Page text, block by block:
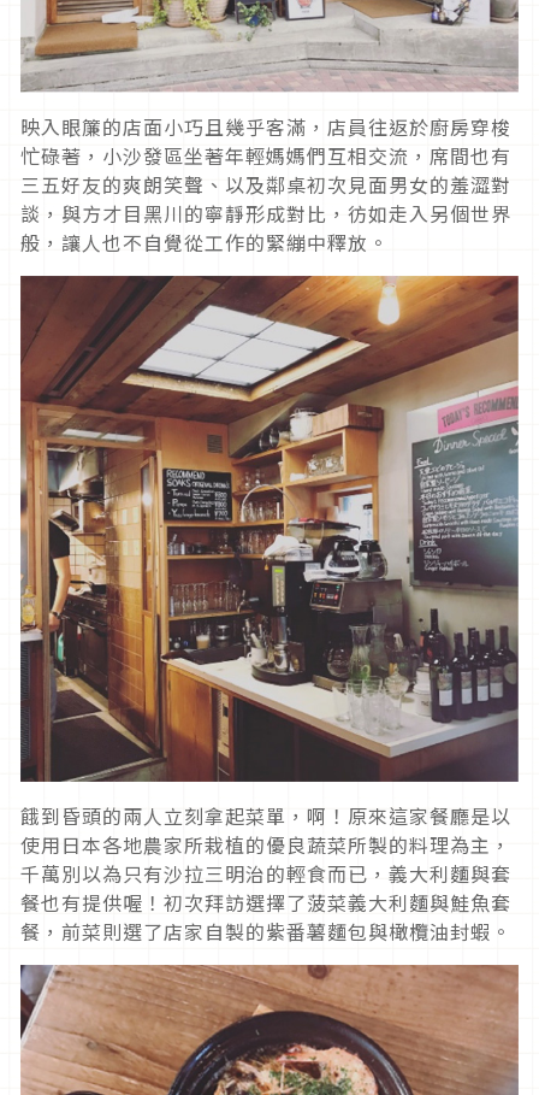
映入眼簾的店面小巧且幾乎客滿，店員往返於廚房穿梭
忙碌著，小沙發區坐著年輕媽媽們互相交流，席間也有
三五好友的爽朗笑聲、以及鄰桌初次見面男女的羞澀對
談，與方才目黑川的寧靜形成對比，彷如走入另個世界
般，讓人也不自覺從工作的緊繃中釋放。
餓到昏頭的兩人立刻拿起菜單，啊！原來這家餐廳是以
使用日本各地農家所栽植的優良蔬菜所製的料理為主，
千萬別以為只有沙拉三明治的輕食而已，義大利麵與套
餐也有提供喔！初次拜訪選擇了菠菜義大利麵與鮭魚套
餐，前菜則選了店家自製的紫番薯麵包與橄欖油封蝦。